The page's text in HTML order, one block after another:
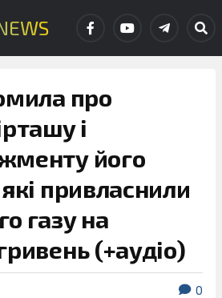
про
і
його
привласнили
газу на
(+аудіо)
0